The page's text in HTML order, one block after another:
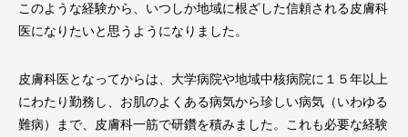
このような経験から、いつしか地域に根ざした信頼される皮膚科
医になりたいと思うようになりました。
皮膚科医となってからは、大学病院や地域中核病院に１５年以上
にわたり勤務し、お肌のよくある病気から珍しい病気（いわゆる
難病）まで、皮膚科一筋で研鑽を積みました。これも必要な経験